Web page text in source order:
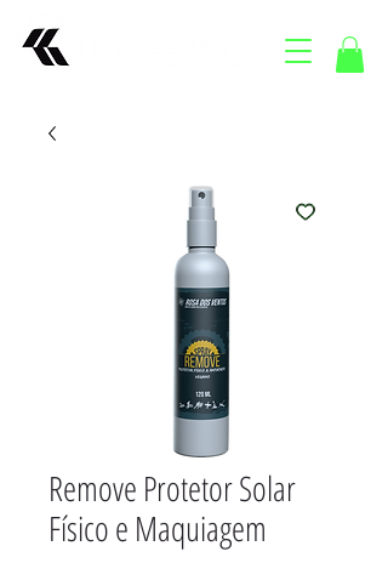
Remove Protetor Solar
Físico e Maquiagem